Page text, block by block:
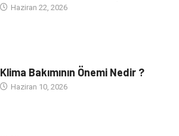
Haziran 22, 2026
Klima Bakımının Önemi Nedir ?
Haziran 10, 2026